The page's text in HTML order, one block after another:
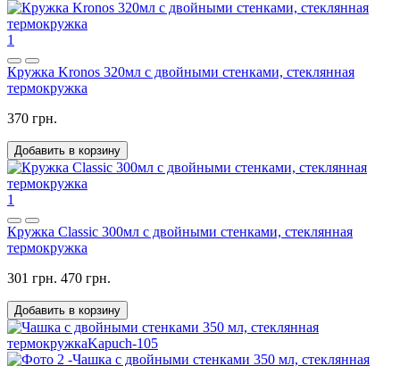
1
Кружка Kronos 320мл с двойными стенками, стеклянная
термокружка
370 грн.
Добавить в корзину
1
Кружка Classic 300мл с двойными стенками, стеклянная
термокружка
301 грн. 470 грн.
Добавить в корзину